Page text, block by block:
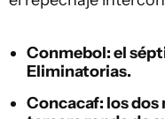
Conmebol: el
Eliminatorias.
Concacaf: los dos